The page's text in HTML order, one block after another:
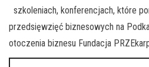
szkoleniach, konferencjach, które
przedsięwzięć biznesowych na
otoczenia biznesu Fundacja